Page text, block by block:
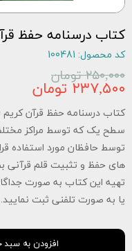
کتاب درسنامه حفظ
کد محصول: 100481
۲۵۰,۰۰۰ تومان
۲۳۷,۵۰۰ تومان
کتاب درسنامه حفظ قرآن
سطح یک که توسط مراکز
توسط حافظان مورد استفاده
های حفظ و تثبیت قلم قرآنی
تهیه این کتاب به صورت
یا به صورت تلفنی ثبت نمایید.
افزودن به سبد